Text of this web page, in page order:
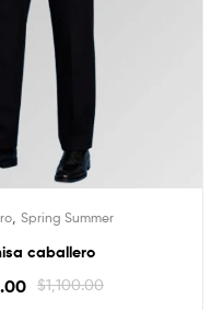
,Spring Summer
caballero
$1,100.00